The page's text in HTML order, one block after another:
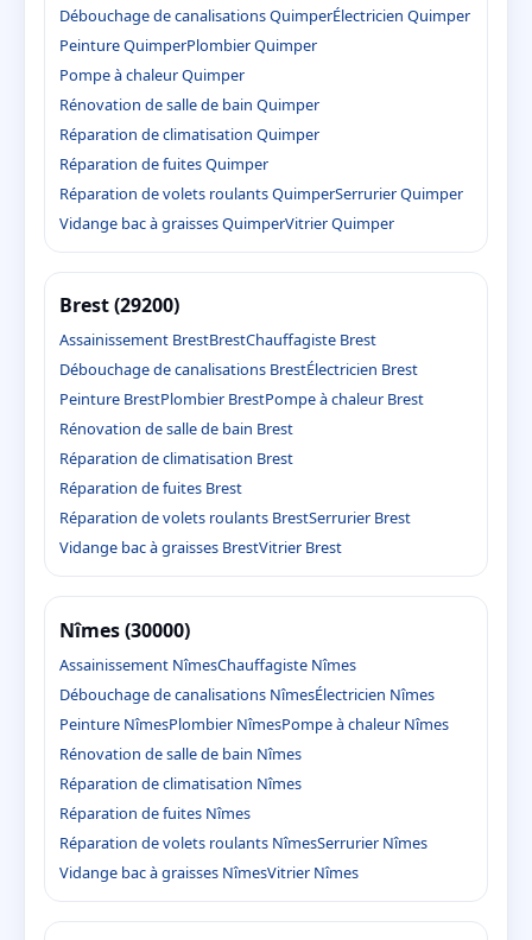
Débouchage de canalisations QuimperÉlectricien Quimper
Peinture QuimperPlombier Quimper
Pompe à chaleur Quimper
Rénovation de salle de bain Quimper
Réparation de climatisation Quimper
Réparation de fuites Quimper
Réparation de volets roulants QuimperSerrurier Quimper
Vidange bac à graisses QuimperVitrier Quimper
Brest (29200)
Assainissement BrestBrestChauffagiste Brest
Débouchage de canalisations BrestÉlectricien Brest
Peinture BrestPlombier BrestPompe à chaleur Brest
Rénovation de salle de bain Brest
Réparation de climatisation Brest
Réparation de fuites Brest
Réparation de volets roulants BrestSerrurier Brest
Vidange bac à graisses BrestVitrier Brest
Nîmes (30000)
Assainissement NîmesChauffagiste Nîmes
Débouchage de canalisations NîmesÉlectricien Nîmes
Peinture NîmesPlombier NîmesPompe à chaleur Nîmes
Rénovation de salle de bain Nîmes
Réparation de climatisation Nîmes
Réparation de fuites Nîmes
Réparation de volets roulants NîmesSerrurier Nîmes
Vidange bac à graisses NîmesVitrier Nîmes